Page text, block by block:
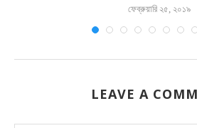
ফেব্রুয়ারি ২৫, ২০১৯
LEAVE A